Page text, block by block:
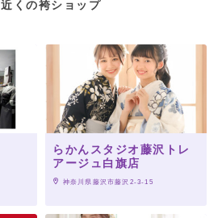
近くの袴ショップ
らかんスタジオ藤沢トレ
アージュ白旗店
神奈川県藤沢市藤沢2-3-15